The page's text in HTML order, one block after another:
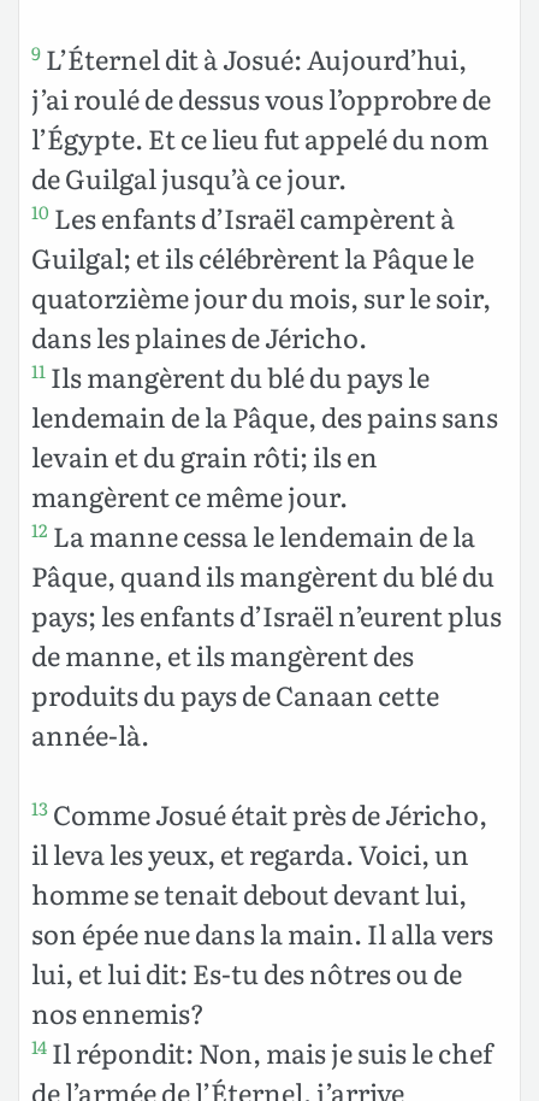
9 L’Éternel dit à Josué: Aujourd’hui,
j’ai roulé de dessus vous l’opprobre de
l’Égypte. Et ce lieu fut appelé du nom
de Guilgal jusqu’à ce jour.
10 Les enfants d’Israël campèrent à
Guilgal; et ils célébrèrent la Pâque le
quatorzième jour du mois, sur le soir,
dans les plaines de Jéricho.
11 Ils mangèrent du blé du pays le
lendemain de la Pâque, des pains sans
levain et du grain rôti; ils en
mangèrent ce même jour.
12 La manne cessa le lendemain de la
Pâque, quand ils mangèrent du blé du
pays; les enfants d’Israël n’eurent plus
de manne, et ils mangèrent des
produits du pays de Canaan cette
année-là.
13 Comme Josué était près de Jéricho,
il leva les yeux, et regarda. Voici, un
homme se tenait debout devant lui,
son épée nue dans la main. Il alla vers
lui, et lui dit: Es-tu des nôtres ou de
nos ennemis?
14 Il répondit: Non, mais je suis le chef
de l’armée de l’Éternel, j’arrive